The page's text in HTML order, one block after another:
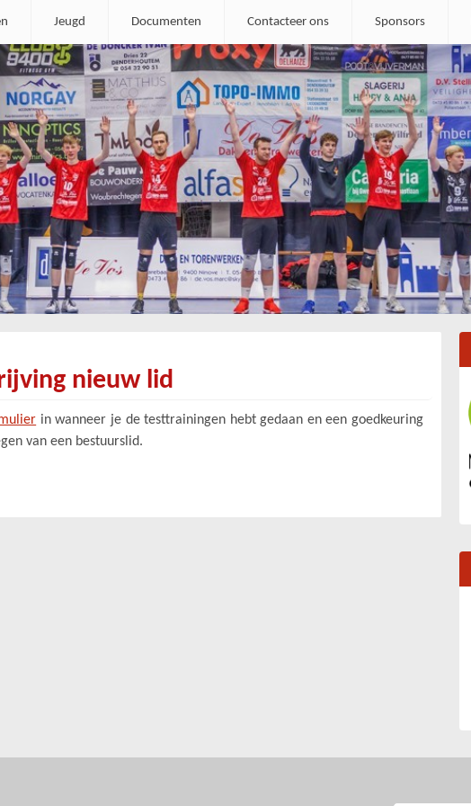
Jeugd Documenten Contacteer ons Sponsors
nieuw lid
in wanneer je de testtrainingen hebt gedaan en een goedkeuring
van een bestuurslid.